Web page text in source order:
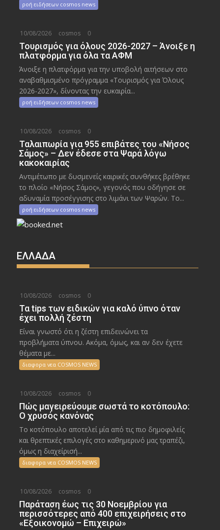
ροή ειδήσεων cosmos news
10/08/2026 cosmos 0
Τουρισμός για όλους 2026-2027 – Άνοιξε η
πλατφόρμα για όλα τα ΑΦΜ
Άνοιξε η πλατφόρμα για την υποβολή αιτήσεων στο
αναβαθμισμένο πρόγραμμα «Τουρισμός για Όλους
2026-2027», δίνοντας την ευκαιρία...
ροή ειδήσεων cosmos news
10/08/2026 cosmos 0
Ταλαιπωρία για 955 επιβάτες του «Νήσος
Σάμος» – Δεν έδεσε στα Ψαρά λόγω
κακοκαιρίας
Αντιμέτωπο με δυσμενείς καιρικές συνθήκες βρέθηκε
το πλοίο «Νήσος Σάμος», γεγονός που οδήγησε σε
αδυναμία προσέγγισης στο λιμάνι των Ψαρών. Το...
ροή ειδήσεων cosmos news
ΕΛΛΑΔΑ
10/08/2026 cosmos 0
Τα tips των ειδικών για καλό ύπνο όταν
έχει πολλή ζέστη
Είναι γνωστό ότι η ζέστη επιδεινώνει τα
προβλήματα ύπνου. Ακόμα, όμως, και αν δεν έχετε
θέματα με...
διαφορα νεα COSMOS NEWS
10/08/2026 cosmos 0
Πώς μαγειρεύουμε σωστά το κοτόπουλο:
Ο χρυσός κανόνας
Το κοτόπουλο αποτελεί μία από τις πιο δημοφιλείς
και θρεπτικές επιλογές στο καθημερινό μας τραπέζι,
όμως η διαχείρισή...
διαφορα νεα COSMOS NEWS
10/08/2026 cosmos 0
Παράταση έως τις 30 Νοεμβρίου για
περισσότερες από 400 επιχειρήσεις στο
«Εξοικονομώ – Επιχειρώ»